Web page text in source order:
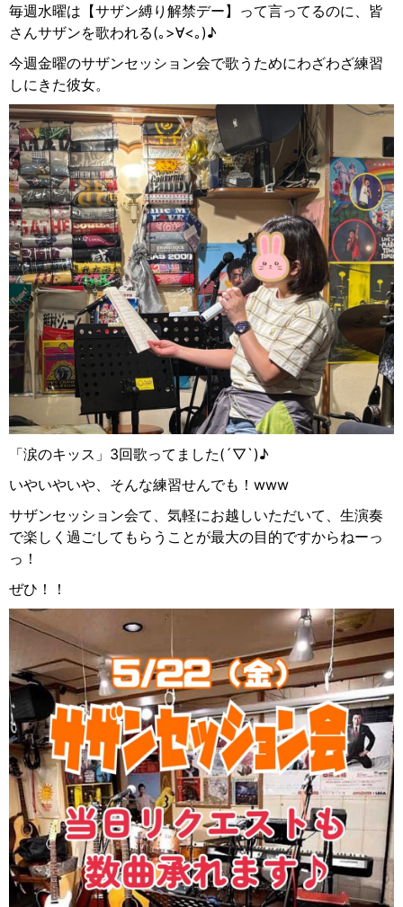
毎週水曜は【サザン縛り解禁デー】って言ってるのに、皆
さんサザンを歌われる(｡ >∀<｡ )♪
今週金曜のサザンセッション会で歌うためにわざわざ練習
しにきた彼女。
「涙のキッス」3回歌ってました(´▽`)♪
いやいやいや、そんな練習せんでも！www
サザンセッション会て、気軽にお越しいただいて、生演奏
で楽しく過ごしてもらうことが最大の目的ですからねーっ
っ！
ぜひ！！